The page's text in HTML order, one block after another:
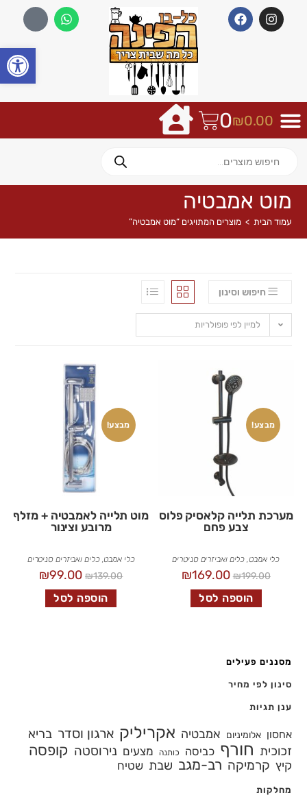
₪0.00
0
מוט אמבטיה
עמוד הבית > מוצרים המתויגים “מוט אמבטיה”
חיפוש וסינון
למיין לפי פופולריות
מבצע!
מערכת תלייה קלאסיק פלוס
צבע פחם
כלי אמבט, כלים ואביזרים סניטרים
₪199.00
₪169.00
הוספה לסל
מבצע!
מוט תלייה לאמבטיה + מזלף
מרובע וצינור
כלי אמבט,כלים ואביזרים סניטרים
₪139.00
₪99.00
הוספה לסל
מסננים פעילים
סינון לפי מחיר
ענן תגיות
אחסון אלומיניום אמבטיה אקריליק ארגון וסדר בריא
זכוכית חורף כביסה כותנה מצעים נירוסטה קופסה
קיץ קרמיקה רב-מגב שבת שטיח
מחלקות